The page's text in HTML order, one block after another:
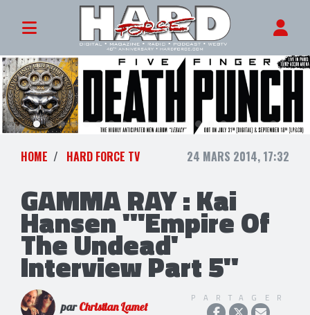
HOME HARD FORCE TV 24 MARS 2014, 17:32
GAMMA RAY : Kai
Hansen "'Empire Of
The Undead'
Interview Part 5"
parChristian Lamet
PARTAGER